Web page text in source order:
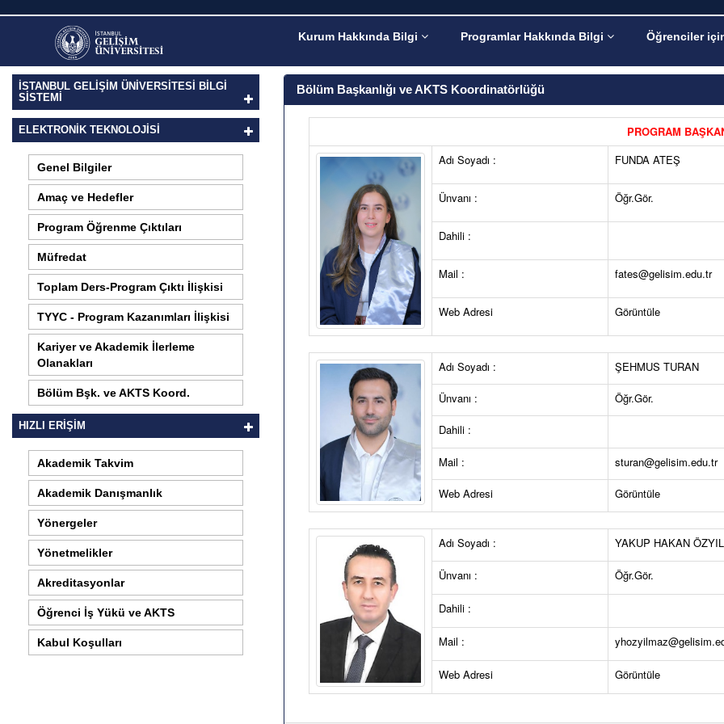
Kurum Hakkında Bilgi Programlar Hakkında Bilgi Öğrenciler
İSTANBUL GELİŞİM ÜNİVERSİTESİ BİLGİ
SİSTEMİ
ELEKTRONIK TEKNOLOJISI
Genel Bilgiler
Amaç ve Hedefler
Program Öğrenme Çıktıları
Müfredat
Toplam Ders-Program Çıktı İlişkisi
TYYC - Program Kazanımları İlişkisi
Kariyer ve Akademik İlerleme
Olanakları
Bölüm Bşk. ve AKTS Koord.
HIZLI ERİŞİM
Akademik Takvim
Akademik Danışmanlık
Yönergeler
Yönetmelikler
Akreditasyonlar
Öğrenci İş Yükü ve AKTS
Kabul Koşulları
Bölüm Başkanlığı ve AKTS Koordinatörlüğü
PROGRAM
Adı Soyadı :
FUNDA ATEŞ
Ünvanı : Öğr.Gör.
Dahili :
Mail : fates@gelisim.edu.tr
Web Adresi Görüntüle
Adı Soyadı : ŞEHMUS TURAN
Ünvanı : Öğr.Gör.
Dahili :
Mail : sturan@gelisim.edu.tr
Web Adresi Görüntüle
Adı Soyadı : YAKUP HAKAN
Ünvanı : Öğr.Gör.
Dahili :
Mail :
Web Adresi Görüntüle